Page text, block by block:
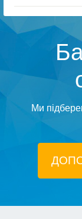
Ми